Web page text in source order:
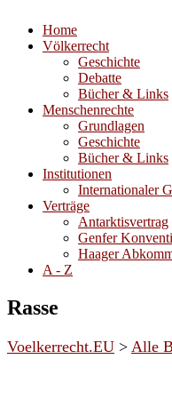
Home
Völkerrecht
Geschichte
Debatte
Bücher & Links
Menschenrechte
Grundlagen
Geschichte
Bücher & Links
Institutionen
Internationaler
Verträge
Antarktisvertrag
Genfer
Haager
A - Z
Rasse
Voelkerrecht.EU > Alle